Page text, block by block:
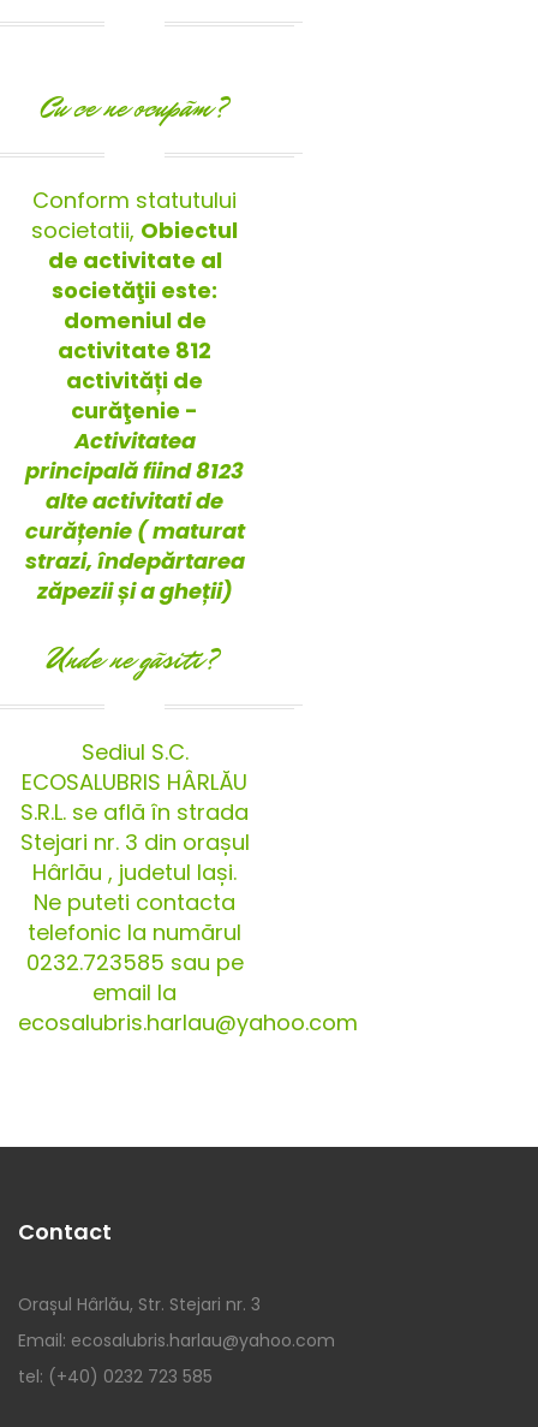
Cu ce ne ocupãm?
Conform statutului
societatii, Obiectul
de activitate al
societăţii este:
domeniul de
activitate 812
activități de
curăţenie -
Activitatea
principală fiind 8123
alte activitati de
curățenie ( maturat
strazi, îndepărtarea
zăpezii și a gheții)
Unde ne gãsiti?
Sediul S.C.
ECOSALUBRIS HÂRLĂU
S.R.L. se află în strada
Stejari nr. 3 din orașul
Hârlău , judetul Iași.
Ne puteti contacta
telefonic la numărul
0232.723585 sau pe
email la
ecosalubris.harlau@yahoo.com
Contact
Orașul Hârlău, Str. Stejari nr. 3
Email: ecosalubris.harlau@yahoo.com
tel: (+40) 0232 723 585